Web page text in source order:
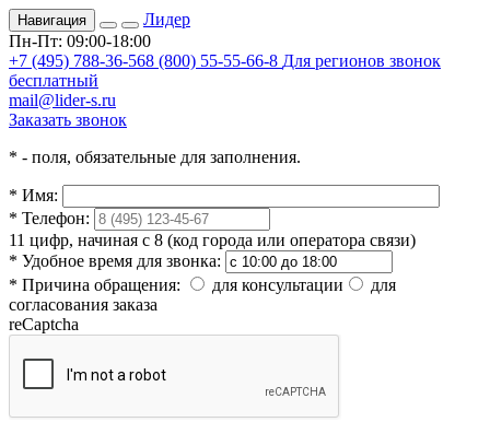
Навигация
Лидер
Пн-Пт: 09:00-18:00
+7 (495) 788-36-568 (800) 55-55-66-8 Для регионов звонок
бесплатный
mail@lider-s.ru
Заказать звонок
* - поля, обязательные для заполнения.
* Имя:
* Телефон:
11 цифр, начиная с 8 (код города или оператора связи)
* Удобное время для звонка:
* Причина обращения: для консультации
для
согласования заказа
reCaptcha